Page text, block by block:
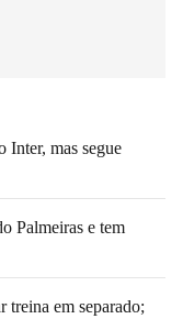
Inter, mas segue
Palmeiras e tem
treina em separado;